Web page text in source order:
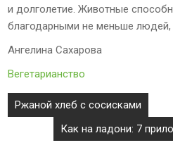
и долголетие. Животные
благодарными не меньше людей,
Ангелина Сахарова
Вегетарианство
Навигация
по
записям
Ржаной хлеб с сосисками
Как на ладони: 7